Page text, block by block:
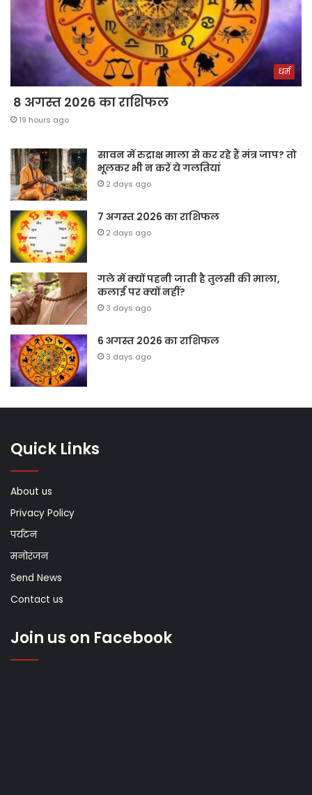
धर्म
8 अगस्त 2026 का राशिफल
19 hours ago
सावन में रुद्राक्ष माला से कर रहे हैं मंत्र जाप? तो
भूलकर भी न करें ये गलतियां
2 days ago
7 अगस्त 2026 का राशिफल
2 days ago
गले में क्यों पहनी जाती है तुलसी की माला,
कलाई पर क्यों नहीं?
3 days ago
6 अगस्त 2026 का राशिफल
3 days ago
Quick Links
About us
Privacy Policy
पर्यटन
मनोरंजन
Send News
Contact us
Join us on Facebook